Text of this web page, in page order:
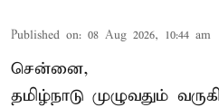
Published on: 08 Aug 2026, 10:44 am
சென்னை,
தமிழ்நாடு முழுவதும்